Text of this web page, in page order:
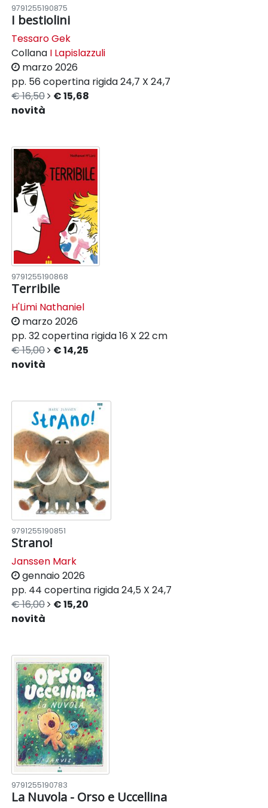
9791255190875
I bestiolini
Tessaro Gek
Collana I Lapislazzuli
marzo 2026
pp. 56 copertina rigida24,7 X 24,7
€ 16,50
€ 15,68
novità
9791255190868
Terribile
H'Limi Nathaniel
marzo 2026
pp. 32copertina rigida16 X 22 cm
€ 15,00
€ 14,25
novità
9791255190851
Strano!
Janssen Mark
gennaio 2026
pp. 44 copertina rigida24,5 X 24,7
€ 16,00
€ 15,20
novità
9791255190783
La Nuvola - Orso e Uccellina